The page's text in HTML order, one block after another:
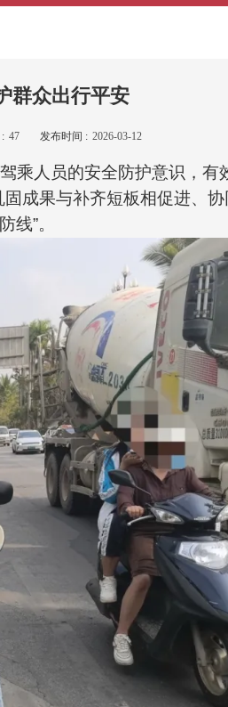
群众出行平安
47 发布时间 : 2026-03-12
乘人员的安全防护意识，有
成果与补齐短板相促进、
线”。